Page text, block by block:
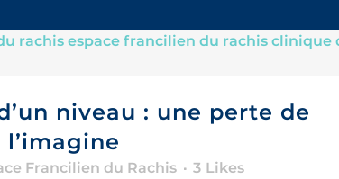
niveau : une perte de
Francilien du Rachis 3 Likes